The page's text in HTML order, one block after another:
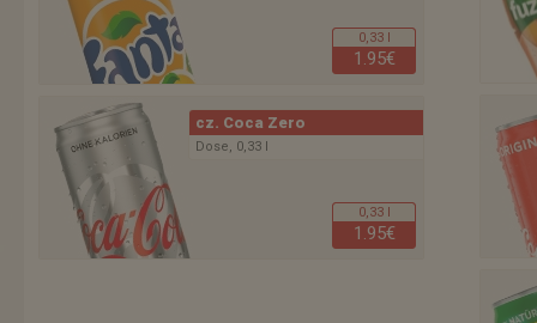
0,33 l
1.95€
cz. Coca Zero
Dose, 0,33 l
0,33 l
1.95€